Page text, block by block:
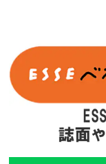
次回